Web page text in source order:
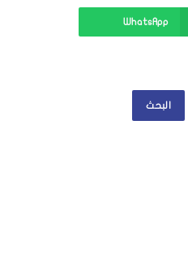
WhatsApp
البحث